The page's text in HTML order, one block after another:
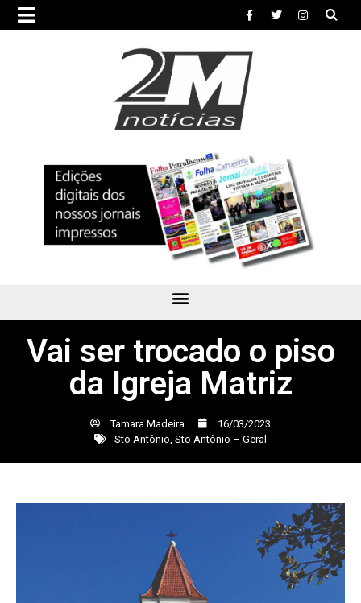
Vai ser trocado o piso
da Igreja Matriz
Tamara Madeira
16/03/2023
Sto Antônio Sto Antônio – Geral